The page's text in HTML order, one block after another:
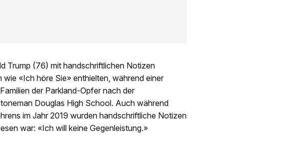
Trump (76) mit handschriftlichen Notizen
«Ich höre Sie» enthielten, während einer
der Parkland-Opfer nach der
Douglas High School. Auch während
im Jahr 2019 wurden handschriftliche Notizen
war: «Ich will keine Gegenleistung.»